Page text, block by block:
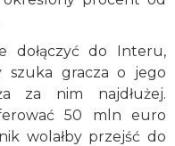
dołączyć do Interu,
gracza o jego
za nim najdłużej.
50 mln euro
wolałby przejść do